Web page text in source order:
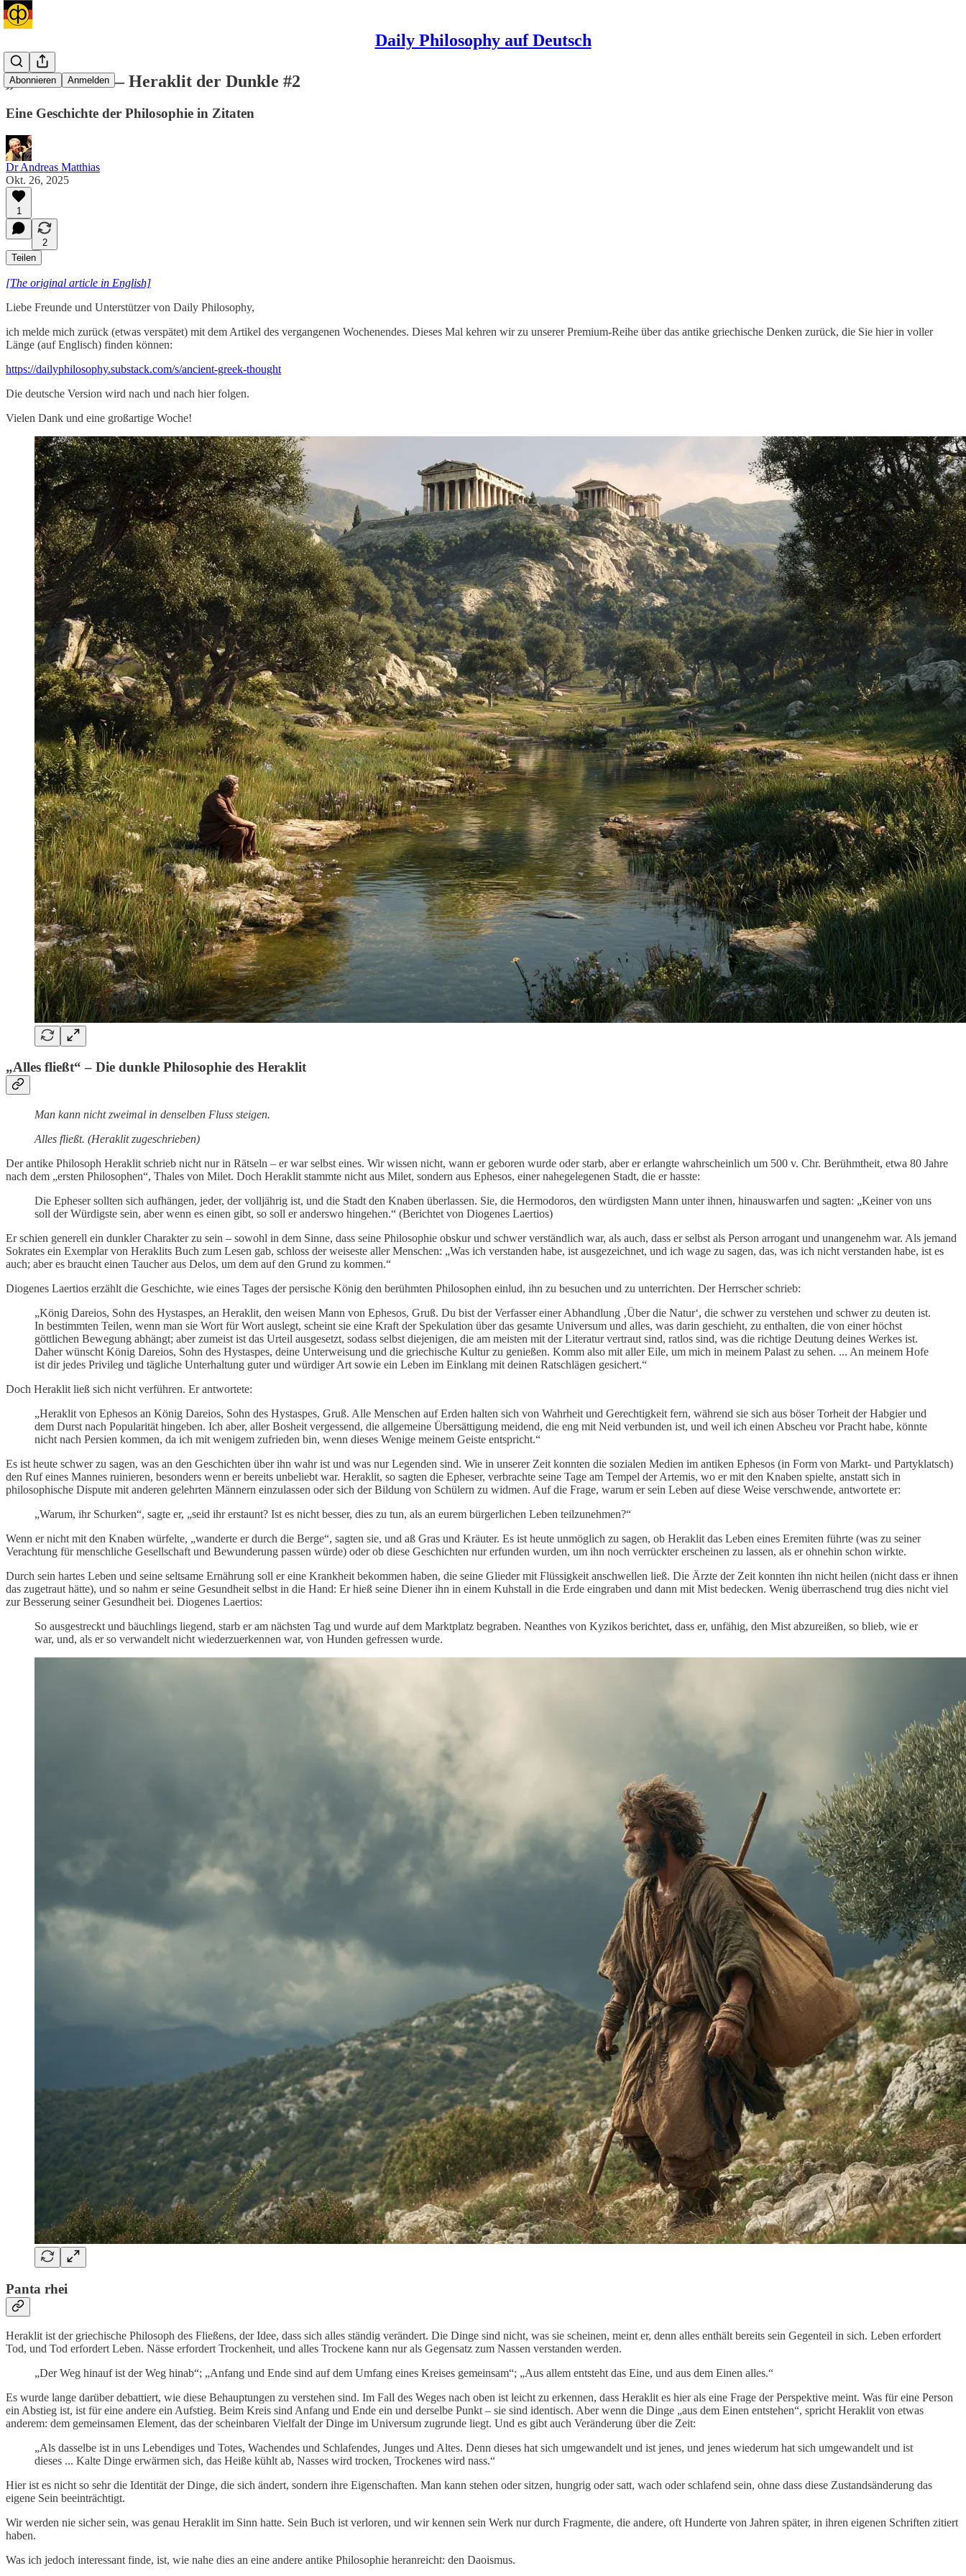
Daily Philosophy auf Deutsch
Abonnieren Anmelden
„Alles fließt“ — Heraklit der Dunkle #2
Eine Geschichte der Philosophie in Zitaten
Dr Andreas Matthias
Okt. 26, 2025
1
2
Teilen
[The original article in English]
Liebe Freunde und Unterstützer von Daily Philosophy,
ich melde mich zurück (etwas verspätet) mit dem Artikel des vergangenen Wochenendes. Dieses Mal kehren wir zu unserer Premium-Reihe über das antike griechische Denken zurück, die Sie hier in voller
Länge (auf Englisch) finden können:
https://dailyphilosophy.substack.com/s/ancient-greek-thought
Die deutsche Version wird nach und nach hier folgen.
Vielen Dank und eine großartige Woche!
„Alles fließt“ – Die dunkle Philosophie des Heraklit
Man kann nicht zweimal in denselben Fluss steigen.
Alles fließt. (Heraklit zugeschrieben)
Der antike Philosoph Heraklit schrieb nicht nur in Rätseln – er war selbst eines. Wir wissen nicht, wann er geboren wurde oder starb, aber er erlangte wahrscheinlich um 500 v. Chr. Berühmtheit, etwa 80 Jahre
nach dem „ersten Philosophen“, Thales von Milet. Doch Heraklit stammte nicht aus Milet, sondern aus Ephesos, einer nahegelegenen Stadt, die er hasste:
Die Epheser sollten sich aufhängen, jeder, der volljährig ist, und die Stadt den Knaben überlassen. Sie, die Hermodoros, den würdigsten Mann unter ihnen, hinauswarfen und sagten: „Keiner von uns
soll der Würdigste sein, aber wenn es einen gibt, so soll er anderswo hingehen.“ (Berichtet von Diogenes Laertios)
Er schien generell ein dunkler Charakter zu sein – sowohl in dem Sinne, dass seine Philosophie obskur und schwer verständlich war, als auch, dass er selbst als Person arrogant und unangenehm war. Als jemand
Sokrates ein Exemplar von Heraklits Buch zum Lesen gab, schloss der weiseste aller Menschen: „Was ich verstanden habe, ist ausgezeichnet, und ich wage zu sagen, das, was ich nicht verstanden habe, ist es
auch; aber es braucht einen Taucher aus Delos, um dem auf den Grund zu kommen.“
Diogenes Laertios erzählt die Geschichte, wie eines Tages der persische König den berühmten Philosophen einlud, ihn zu besuchen und zu unterrichten. Der Herrscher schrieb:
„König Dareios, Sohn des Hystaspes, an Heraklit, den weisen Mann von Ephesos, Gruß. Du bist der Verfasser einer Abhandlung ‚Über die Natur‘, die schwer zu verstehen und schwer zu deuten ist.
In bestimmten Teilen, wenn man sie Wort für Wort auslegt, scheint sie eine Kraft der Spekulation über das gesamte Universum und alles, was darin geschieht, zu enthalten, die von einer höchst
göttlichen Bewegung abhängt; aber zumeist ist das Urteil ausgesetzt, sodass selbst diejenigen, die am meisten mit der Literatur vertraut sind, ratlos sind, was die richtige Deutung deines Werkes ist.
Daher wünscht König Dareios, Sohn des Hystaspes, deine Unterweisung und die griechische Kultur zu genießen. Komm also mit aller Eile, um mich in meinem Palast zu sehen. ... An meinem Hofe
ist dir jedes Privileg und tägliche Unterhaltung guter und würdiger Art sowie ein Leben im Einklang mit deinen Ratschlägen gesichert.“
Doch Heraklit ließ sich nicht verführen. Er antwortete:
„Heraklit von Ephesos an König Dareios, Sohn des Hystaspes, Gruß. Alle Menschen auf Erden halten sich von Wahrheit und Gerechtigkeit fern, während sie sich aus böser Torheit der Habgier und
dem Durst nach Popularität hingeben. Ich aber, aller Bosheit vergessend, die allgemeine Übersättigung meidend, die eng mit Neid verbunden ist, und weil ich einen Abscheu vor Pracht habe, könnte
nicht nach Persien kommen, da ich mit wenigem zufrieden bin, wenn dieses Wenige meinem Geiste entspricht.“
Es ist heute schwer zu sagen, was an den Geschichten über ihn wahr ist und was nur Legenden sind. Wie in unserer Zeit konnten die sozialen Medien im antiken Ephesos (in Form von Markt- und Partyklatsch)
den Ruf eines Mannes ruinieren, besonders wenn er bereits unbeliebt war. Heraklit, so sagten die Epheser, verbrachte seine Tage am Tempel der Artemis, wo er mit den Knaben spielte, anstatt sich in
philosophische Dispute mit anderen gelehrten Männern einzulassen oder sich der Bildung von Schülern zu widmen. Auf die Frage, warum er sein Leben auf diese Weise verschwende, antwortete er:
„Warum, ihr Schurken“, sagte er, „seid ihr erstaunt? Ist es nicht besser, dies zu tun, als an eurem bürgerlichen Leben teilzunehmen?“
Wenn er nicht mit den Knaben würfelte, „wanderte er durch die Berge“, sagten sie, und aß Gras und Kräuter. Es ist heute unmöglich zu sagen, ob Heraklit das Leben eines Eremiten führte (was zu seiner
Verachtung für menschliche Gesellschaft und Bewunderung passen würde) oder ob diese Geschichten nur erfunden wurden, um ihn noch verrückter erscheinen zu lassen, als er ohnehin schon wirkte.
Durch sein hartes Leben und seine seltsame Ernährung soll er eine Krankheit bekommen haben, die seine Glieder mit Flüssigkeit anschwellen ließ. Die Ärzte der Zeit konnten ihn nicht heilen (nicht dass er ihnen
das zugetraut hätte), und so nahm er seine Gesundheit selbst in die Hand: Er hieß seine Diener ihn in einem Kuhstall in die Erde eingraben und dann mit Mist bedecken. Wenig überraschend trug dies nicht viel
zur Besserung seiner Gesundheit bei. Diogenes Laertios:
So ausgestreckt und bäuchlings liegend, starb er am nächsten Tag und wurde auf dem Marktplatz begraben. Neanthes von Kyzikos berichtet, dass er, unfähig, den Mist abzureißen, so blieb, wie er
war, und, als er so verwandelt nicht wiederzuerkennen war, von Hunden gefressen wurde.
Panta rhei
Heraklit ist der griechische Philosoph des Fließens, der Idee, dass sich alles ständig verändert. Die Dinge sind nicht, was sie scheinen, meint er, denn alles enthält bereits sein Gegenteil in sich. Leben erfordert
Tod, und Tod erfordert Leben. Nässe erfordert Trockenheit, und alles Trockene kann nur als Gegensatz zum Nassen verstanden werden.
„Der Weg hinauf ist der Weg hinab“; „Anfang und Ende sind auf dem Umfang eines Kreises gemeinsam“; „Aus allem entsteht das Eine, und aus dem Einen alles.“
Es wurde lange darüber debattiert, wie diese Behauptungen zu verstehen sind. Im Fall des Weges nach oben ist leicht zu erkennen, dass Heraklit es hier als eine Frage der Perspektive meint. Was für eine Person
ein Abstieg ist, ist für eine andere ein Aufstieg. Beim Kreis sind Anfang und Ende ein und derselbe Punkt – sie sind identisch. Aber wenn die Dinge „aus dem Einen entstehen“, spricht Heraklit von etwas
anderem: dem gemeinsamen Element, das der scheinbaren Vielfalt der Dinge im Universum zugrunde liegt. Und es gibt auch Veränderung über die Zeit:
„Als dasselbe ist in uns Lebendiges und Totes, Wachendes und Schlafendes, Junges und Altes. Denn dieses hat sich umgewandelt und ist jenes, und jenes wiederum hat sich umgewandelt und ist
dieses ... Kalte Dinge erwärmen sich, das Heiße kühlt ab, Nasses wird trocken, Trockenes wird nass.“
Hier ist es nicht so sehr die Identität der Dinge, die sich ändert, sondern ihre Eigenschaften. Man kann stehen oder sitzen, hungrig oder satt, wach oder schlafend sein, ohne dass diese Zustandsänderung das
eigene Sein beeinträchtigt.
Wir werden nie sicher sein, was genau Heraklit im Sinn hatte. Sein Buch ist verloren, und wir kennen sein Werk nur durch Fragmente, die andere, oft Hunderte von Jahren später, in ihren eigenen Schriften zitiert
haben.
Was ich jedoch interessant finde, ist, wie nahe dies an eine andere antike Philosophie heranreicht: den Daoismus.